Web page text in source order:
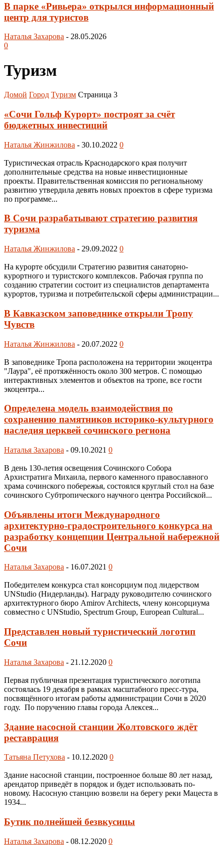
В парке «Ривьера» открылся информационный
центр для туристов
Наталья Захарова - 28.05.2026
0
Туризм
Домой Город Туризм Страница 3
«Сочи Гольф Курорт» построят за счёт
бюджетных инвестиций
Наталья Жинжилова - 30.10.2022 0
Туристическая отрасль Краснодарского края получит
дополнительные средства на новые инвестиционные
проекты. Правительственная комиссия по региональному
развитию утвердила девять новых проектов в сфере туризма
по программе...
В Сочи разрабатывают стратегию развития
туризма
Наталья Жинжилова - 29.09.2022 0
На курорте обсудили Стратегию развития санаторно-
курортного и туристского комплексов. Рабочая группа по
созданию стратегии состоит из специалистов департамента
курортов, туризма и потребительской сферы администрации...
В Кавказском заповеднике открыли Тропу
Чувств
Наталья Жинжилова - 20.07.2022 0
В заповеднике Тропа расположена на территории экоцентра
"Лаура", её протяжённость около 300 метров. С помощью
интерактивных элементов и объектов на тропе, все гости
экоцентра...
Определена модель взаимодействия по
сохранению памятников историко-культурного
наследия церквей сочинского региона
Наталья Захарова - 09.10.2021 0
В день 130-летия освещения Сочинского Собора
Архистратига Михаила, первого каменного православного
храма сочинского побережья, состоялся круглый стол на базе
сочинского Субтропического научного центра Российской...
Объявлены итоги Международного
архитектурно-градостроительного конкурса на
разработку концепции Центральной набережной
Сочи
Наталья Захарова - 16.07.2021 0
Победителем конкурса стал консорциум под лидерством
UNStudio (Нидерланды). Награду руководителю сочинского
архитектурного бюро Amirov Architects, члену консорциума
совместно с UNStudio, Spectrum Group, European Cultural...
Представлен новый туристический логотип
Сочи
Наталья Захарова - 21.12.2020 0
Первая публичная презентация туристического логотипа
состоялась 19 декабря в рамках масштабного пресс-тура,
посвящённого итогам работы администрации Сочи в 2020
году. По поручению главы города Алексея...
Здание насосной станции Жолтовского ждёт
реставрация
Татьяна Петухова - 10.12.2020 0
Здание насосной станции, построенное больше 80 лет назад,
арендатор приведёт в порядок и будет использовать по-
новому. Насосную станцию возвели на берегу реки Мацеста в
1934...
Бутик полнейшей безвкусицы
Наталья Захарова - 08.12.2020 0